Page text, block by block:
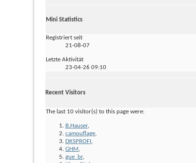
Mini Statistics
Registriert seit
21-08-07
Letzte Aktivität
23-04-26 09:10
Recent Visitors
The last 10 visitor(s) to this page were:
B.Hauser,
camouflage,
DKSPROFI,
GHM,
gue_br,